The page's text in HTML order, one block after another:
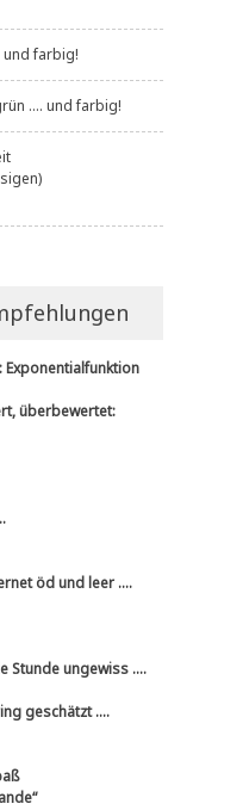
und farbig!
.... und farbig!
Exponentialfunktion
überbewertet:
öd und leer ....
Stunde ungewiss ....
geschätzt ....